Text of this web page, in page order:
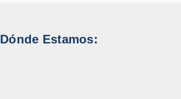
Dónde Estamos: